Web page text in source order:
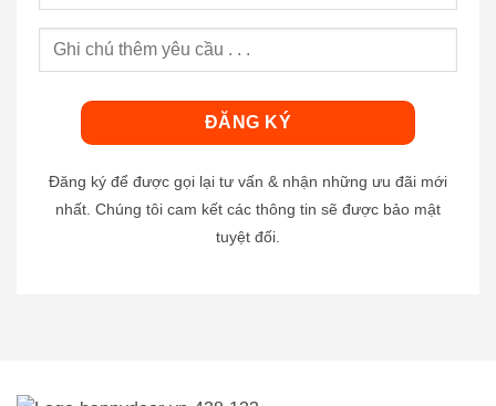
Đăng ký để được gọi lại tư vấn & nhận những ưu đãi mới
nhất. Chúng tôi cam kết các thông tin sẽ được bảo mật
tuyệt đối.